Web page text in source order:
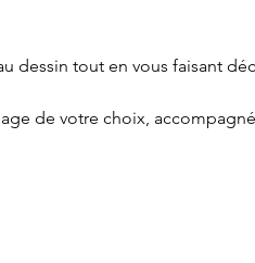
dessin tout en vous faisant
de votre choix,